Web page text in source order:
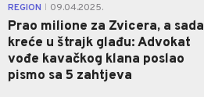
REGION 09.04.2025.
Prao milione za Zvicera, a sada
kreće u štrajk glađu: Advokat
vođe kavačkog klana poslao
pismo sa 5 zahtjeva